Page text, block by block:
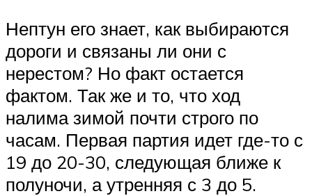
Нептун его знает, как выбираются
дороги и связаны ли они с
нерестом? Но факт остается
фактом. Так же и то, что ход
налима зимой почти строго по
часам. Первая партия идет где-то с
19 до 20-30, следующая ближе к
полуночи, а утренняя с 3 до 5.